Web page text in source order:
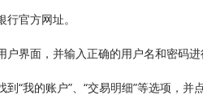
官方网址。
界面，并输入正确的用户名和密码进
“我的账户”、“交易明细”等选项，并